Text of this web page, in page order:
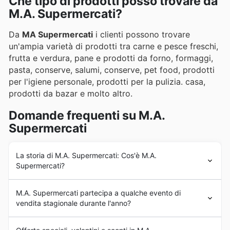
M.A. Supermercati?
Da MA Supermercati i clienti possono trovare
un'ampia varietà di prodotti tra carne e pesce freschi,
frutta e verdura, pane e prodotti da forno, formaggi,
pasta, conserve, salumi, conserve, pet food, prodotti
per l'igiene personale, prodotti per la pulizia. casa,
prodotti da bazar e molto altro.
Domande frequenti su M.A.
Supermercati
La storia di M.A. Supermercati: Cos'è M.A.
Supermercati?
con la fondazione dell'azienda e l'apertura del primo
punto vendita. Nonostante il marchio sia emerso in
quegli anni, la storia diMA Supermercativiene dalla
mano della famiglia Amici, originaria di Castelluccio di
M.A. Supermercati partecipa a qualche evento di
vendita stagionale durante l'anno?